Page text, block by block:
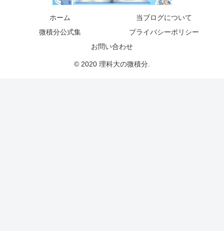
ホーム
当ブログについて
微積分公式集
プライバシーポリシー
お問い合わせ
© 2020 理科大の微積分.